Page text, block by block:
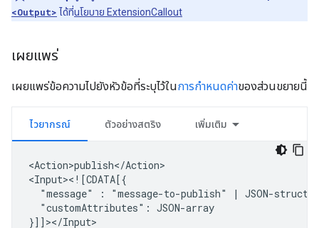
<Output> ได้ที่นโยบาย ExtensionCallout
เผยแพร่
เผยแพร่ข้อความไปยังหัวข้อที่ระบุไว้ในการกำหนดค่าของส่วนขยายนี้
ไวยากรณ์ ตัวอย่างสตริง เพิ่มเติม
<Action>publish</Action>
"message"
: "message-to-publish"
|
"customAttributes": JSON-array